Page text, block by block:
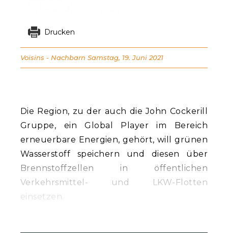
Die Region, zu der auch die John Cockerill
Gruppe, ein Global Player im Bereich
erneuerbare Energien, gehört, will grünen
Wasserstoff speichern und diesen über
Brennstoffzellen in öffentlichen
Verkehrsmittel- und LKW-Flotten
einsetzen.
Drucken
Voisins - Nachbarn Samstag, 19. Juni 2021